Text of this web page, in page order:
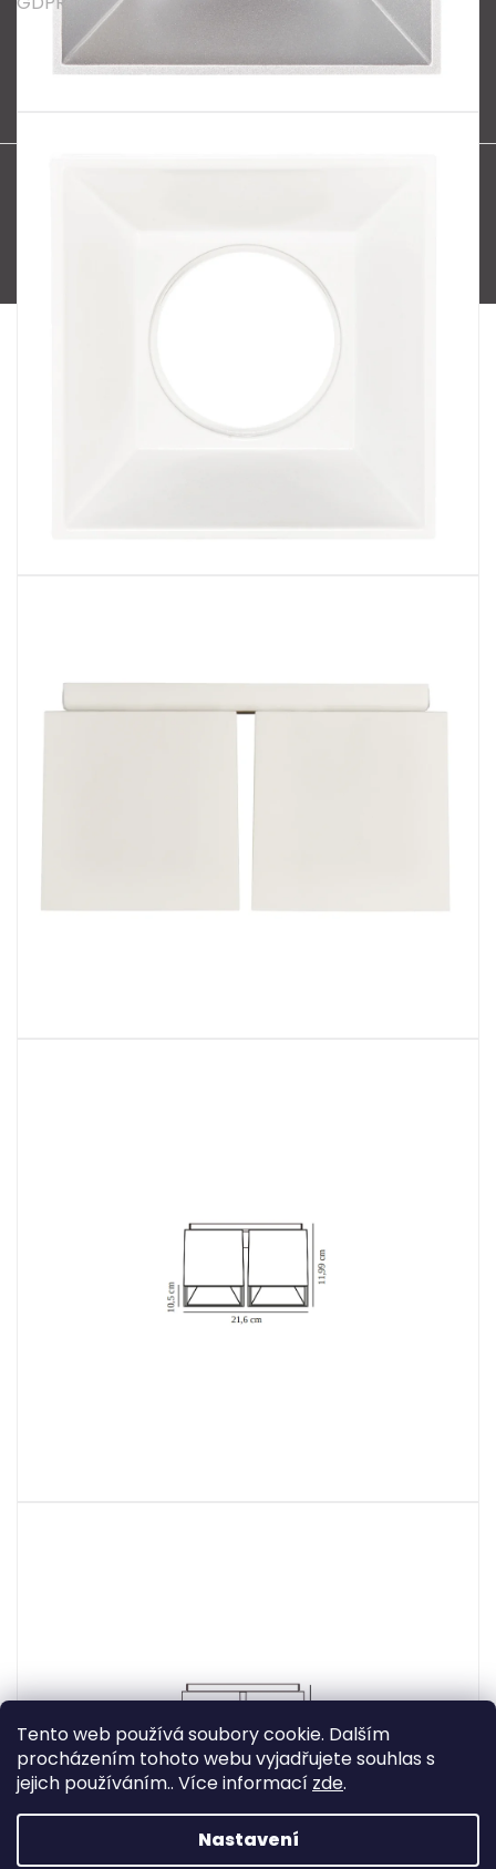
Tento web používá soubory cookie. Dalším
procházením tohoto webu vyjadřujete souhlas s
jejich používáním.. Více informací zde.
Nastavení
Oblíbené série svítidel: Nordlux Alton
SPECTRUM CZ s.r.o.
vyhrazena.